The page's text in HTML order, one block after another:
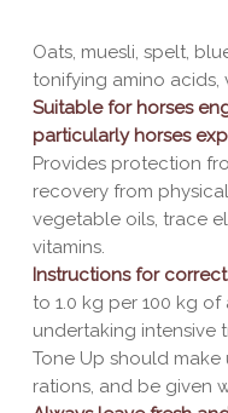
Oats, muesli, spelt,
tonifying amino acids,
Suitable for horses
particularly horses
Provides protection
recovery from
vegetable oils, trace
vitamins.
Instructions for correct
to 1.0 kg per 100 kg
undertaking intensive
Tone Up should
rations, and be given